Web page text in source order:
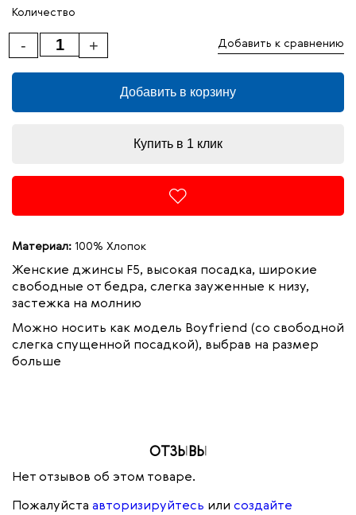
Количество
+
- Добавить к сравнению
Добавить в корзину
Купить в 1 клик
Материал: 100% Хлопок
Женские джинсы F5, высокая посадка, широкие
свободные от бедра, слегка зауженные к низу,
застежка на молнию
Можно носить как модель Boyfriend (со свободной
слегка спущенной посадкой), выбрав на размер
больше
ОТЗЫВЫ
Нет отзывов об этом товаре.
Пожалуйста авторизируйтесь или создайте